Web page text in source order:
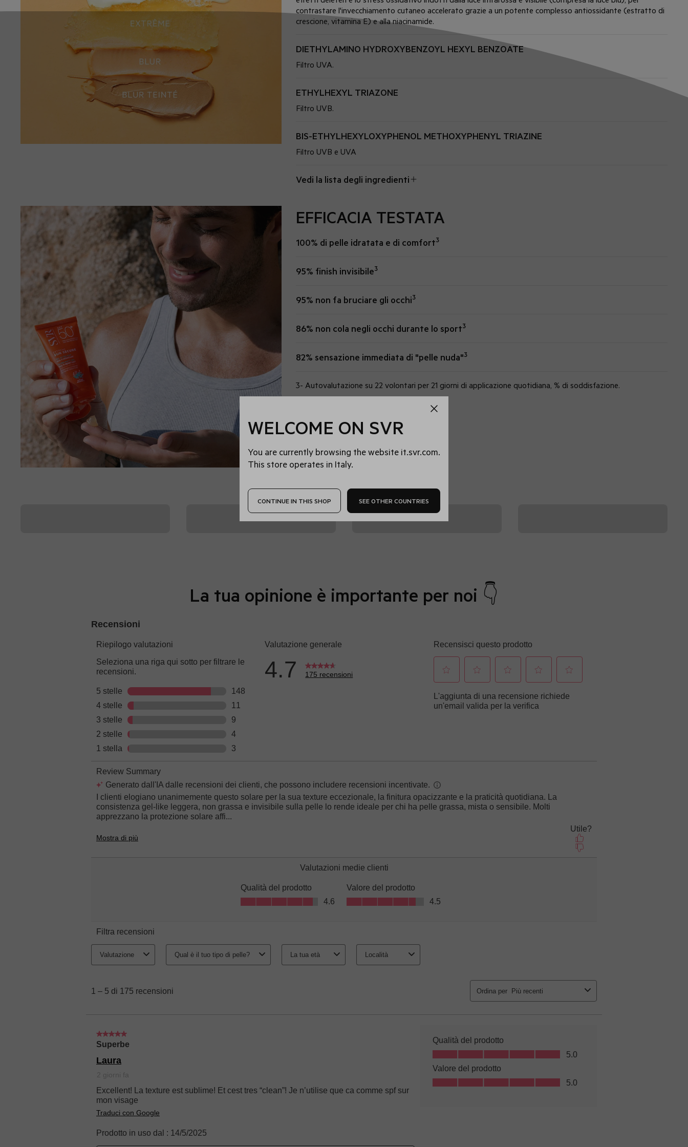
WELCOME ON SVR
You are currently browsing the website it.svr.com.
This store operates in Italy.
CONTINUE IN THIS SHOP SEE OTHER COUNTRIES
contrastare l'invecchiamento cutaneo accelerato grazie a un potente complesso antiossidante (estratto di
crescione, vitamina E) e alla niacinamide.
DIETHYLAMINO HYDROXYBENZOYL HEXYL BENZOATE
Filtro UVA.
ETHYLHEXYL TRIAZONE
Filtro UVB.
BIS-ETHYLHEXYLOXYPHENOL METHOXYPHENYL TRIAZINE
Filtro UVB e UVA
Vedi la lista degli ingredienti
EFFICACIA TESTATA
100% di pelle idratata e di comfort3
95% finish invisibile3
95% non fa bruciare gli occhi3
86% non cola negli occhi durante lo sport3
82% sensazione immediata di "pelle nuda"3
3- Autovalutazione su 22 volontari per 21 giorni di applicazione quotidiana, % di soddisfazione.
Ti potrebbero interessare anche...
La tua opinione è importante per noi 👇